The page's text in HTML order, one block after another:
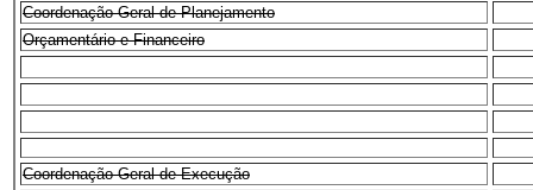
Coordenação-Geral de Planejamento
Orçamentário e Financeiro
Coordenação-Geral de Execução